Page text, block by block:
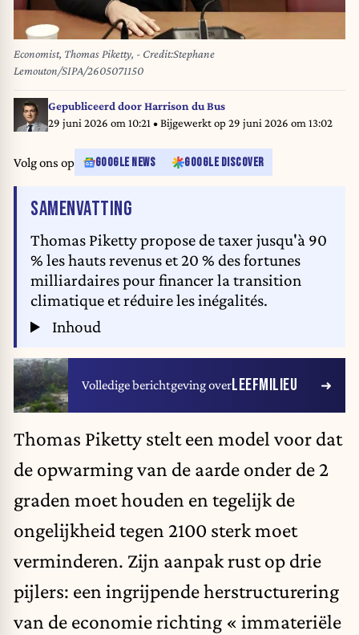
Economist, Thomas Piketty, - Credit:Stephane
Lemouton/SIPA/2605071150
Gepubliceerd doorHarrison du Bus
29 juni 2026 om 10:21 • Bijgewerkt op29 juni 2026 om 13:02
Volg ons op GOOGLE NEWS GOOGLE DISCOVER
SAMENVATTING
Thomas Piketty propose de taxer jusqu'à 90
% les hauts revenus et 20 % des fortunes
milliardaires pour financer la transition
climatique et réduire les inégalités.
Inhoud
Volledige berichtgeving overLEEFMILIEU
Thomas Piketty stelt een model voor dat
de opwarming van de aarde onder de 2
graden moet houden en tegelijk de
ongelijkheid tegen 2100 sterk moet
verminderen. Zijn aanpak rust op drie
pijlers: een ingrijpende herstructurering
van de economie richting « immateriële